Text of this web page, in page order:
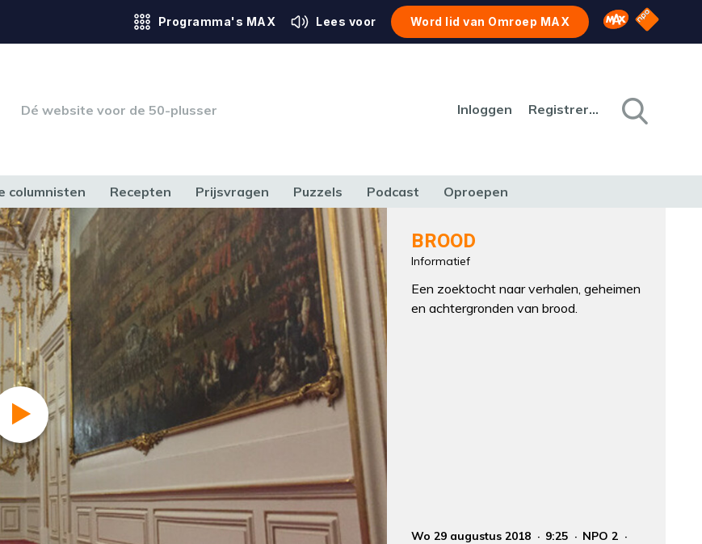
Programma's MAX Lees voor Word lid van Omroep MAX Omroep MAX
NPO
Dé website voor de 50-plusser Inloggen Registreren
columnisten Recepten Prijsvragen Puzzels Podcast Oproepen
RECHT GEZONDHEID & SPORT HUIS, TUIN & HOBBY MEDIA & CULTUUR
BROOD
Informatief
Een zoektocht naar verhalen, geheimen
en achtergronden van brood.
Wo 29 augustus 2018 9:25
NPO 2